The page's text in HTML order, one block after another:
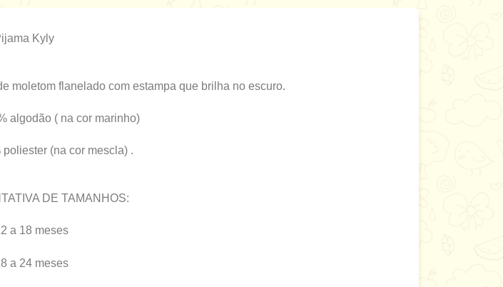
Kyly
moletom flanelado com estampa que brilha no escuro.
algodão ( na cor marinho)
(na cor mescla) .
DE TAMANHOS:
a 18 meses
a 24 meses